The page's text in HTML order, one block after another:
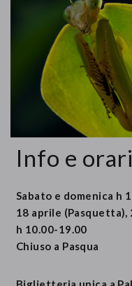
Info e orari
Sabato e domenica h
18 aprile (Pasquetta),
h 10.00-19.00
Chiuso a Pasqua